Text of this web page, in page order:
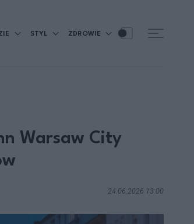
STYL ZDROWIE
Warsaw City
24.06.2026 13:00